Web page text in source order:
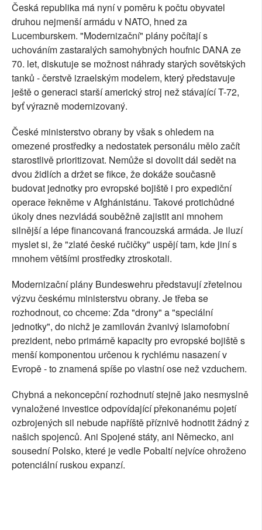
Česká republika má nyní v poměru k počtu obyvatel
druhou nejmenší armádu v NATO, hned za
Lucemburskem. "Modernizační" plány počítají s
uchováním zastaralých samohybných houfnic DANA ze
70. let, diskutuje se možnost náhrady starých sovětských
tanků - čerstvě izraelským modelem, který představuje
ještě o generaci starší americký stroj než stávající T-72,
byť výrazně modernizovaný.
České ministerstvo obrany by však s ohledem na
omezené prostředky a nedostatek personálu mělo začít
starostlivě prioritizovat. Nemůže si dovolit dál sedět na
dvou židlích a držet se fikce, že dokáže současně
budovat jednotky pro evropské bojiště i pro expediční
operace řekněme v Afghánistánu. Takové protichůdné
úkoly dnes nezvládá souběžně zajistit ani mnohem
silnější a lépe financovaná francouzská armáda. Je iluzí
myslet si, že "zlaté české ručičky" uspějí tam, kde jiní s
mnohem většími prostředky ztroskotali.
Modernizační plány Bundeswehru představují zřetelnou
výzvu českému ministerstvu obrany. Je třeba se
rozhodnout, co chceme: Zda "drony" a "speciální
jednotky", do nichž je zamilován žvanivý islamofobní
prezident, nebo primárně kapacity pro evropské bojiště s
menší komponentou určenou k rychlému nasazení v
Evropě - to znamená spíše po vlastní ose než vzduchem.
Chybná a nekoncepční rozhodnutí stejně jako nesmyslně
vynaložené investice odpovídající překonanému pojetí
ozbrojených sil nebude napříště příznivě hodnotit žádný z
našich spojenců. Ani Spojené státy, ani Německo, ani
sousední Polsko, které je vedle Pobaltí nejvíce ohroženo
potenciální ruskou expanzí.